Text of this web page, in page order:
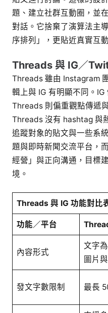
題、建立社群互動圈，並
對話。它捨棄了演算法主
序排列」，更貼近真實互
Threads 與 IG／
Threads 雖由 Instagram
輯上與 IG 有明顯不同。IG
Threads 則偏重觀點傳遞
Threads 沒有 hashtag 與
追蹤對象的貼文與一些系
題與即時新聞交流平台，
經營」與正向溝通，目標
境。
Threads 與 IG 功能對比
功能／平台
內容形式
文字
圖片
發文字數限制 最長